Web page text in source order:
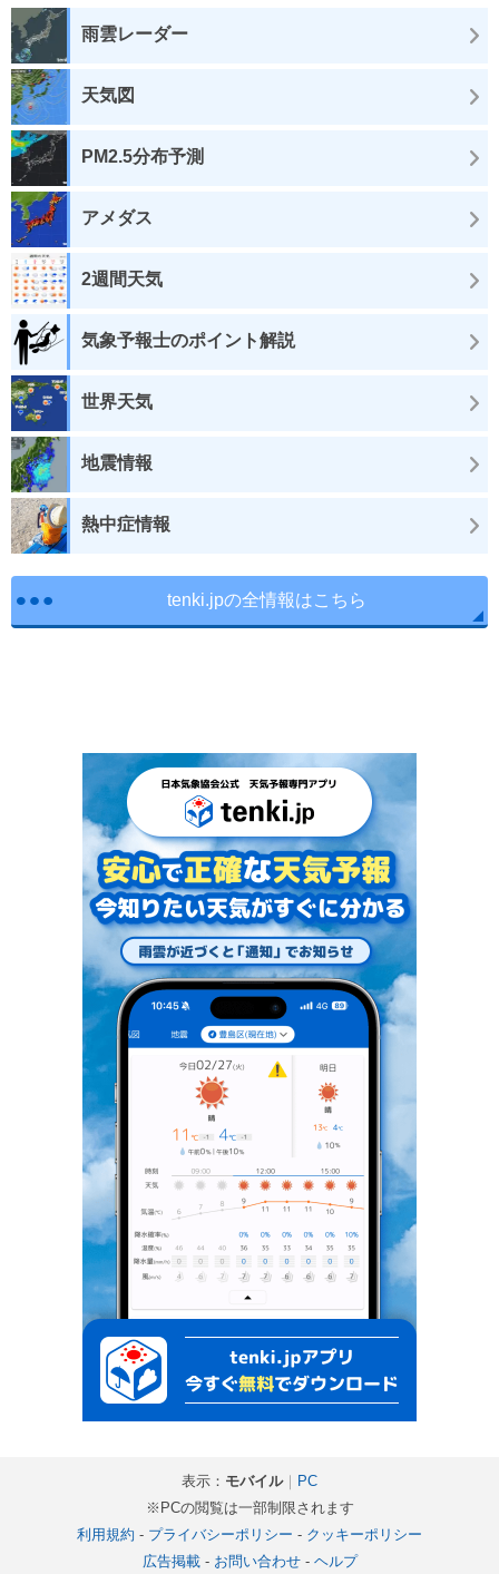
雨雲レーダー
天気図
PM2.5分布予測
アメダス
2週間天気
気象予報士のポイント解説
世界天気
地震情報
熱中症情報
tenki.jpの全情報はこちら
表示： モバイル｜ PC
※PCの閲覧は一部制限されます
利用規約 - プライバシーポリシー - クッキーポリシー
広告掲載- お問い合わせ- ヘルプ